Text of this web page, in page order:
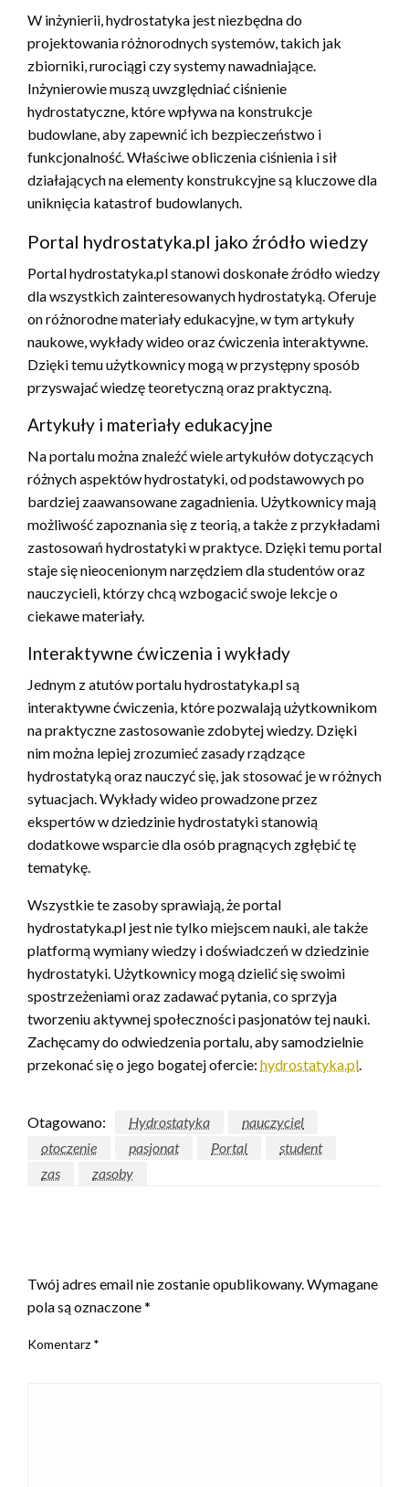
W inżynierii, hydrostatyka jest niezbędna do
projektowania różnorodnych systemów, takich jak
zbiorniki, rurociągi czy systemy nawadniające.
Inżynierowie muszą uwzględniać ciśnienie
hydrostatyczne, które wpływa na konstrukcje
budowlane, aby zapewnić ich bezpieczeństwo i
funkcjonalność. Właściwe obliczenia ciśnienia i sił
działających na elementy konstrukcyjne są kluczowe dla
uniknięcia katastrof budowlanych.
Portal hydrostatyka.pl jako źródło wiedzy
Portal hydrostatyka.pl stanowi doskonałe źródło wiedzy
dla wszystkich zainteresowanych hydrostatyką. Oferuje
on różnorodne materiały edukacyjne, w tym artykuły
naukowe, wykłady wideo oraz ćwiczenia interaktywne.
Dzięki temu użytkownicy mogą w przystępny sposób
przyswajać wiedzę teoretyczną oraz praktyczną.
Artykuły i materiały edukacyjne
Na portalu można znaleźć wiele artykułów dotyczących
różnych aspektów hydrostatyki, od podstawowych po
bardziej zaawansowane zagadnienia. Użytkownicy mają
możliwość zapoznania się z teorią, a także z przykładami
zastosowań hydrostatyki w praktyce. Dzięki temu portal
staje się nieocenionym narzędziem dla studentów oraz
nauczycieli, którzy chcą wzbogacić swoje lekcje o
ciekawe materiały.
Interaktywne ćwiczenia i wykłady
Jednym z atutów portalu hydrostatyka.pl są
interaktywne ćwiczenia, które pozwalają użytkownikom
na praktyczne zastosowanie zdobytej wiedzy. Dzięki
nim można lepiej zrozumieć zasady rządzące
hydrostatyką oraz nauczyć się, jak stosować je w różnych
sytuacjach. Wykłady wideo prowadzone przez
ekspertów w dziedzinie hydrostatyki stanowią
dodatkowe wsparcie dla osób pragnących zgłębić tę
tematykę.
Wszystkie te zasoby sprawiają, że portal
hydrostatyka.pl jest nie tylko miejscem nauki, ale także
platformą wymiany wiedzy i doświadczeń w dziedzinie
hydrostatyki. Użytkownicy mogą dzielić się swoimi
spostrzeżeniami oraz zadawać pytania, co sprzyja
tworzeniu aktywnej społeczności pasjonatów tej nauki.
Zachęcamy do odwiedzenia portalu, aby samodzielnie
przekonać się o jego bogatej ofercie: hydrostatyka.pl.
Otagowano: Hydrostatyka
nauczyciel
otoczenie
pasjonat Portal
student
zas
zasoby
Twój adres email nie zostanie opublikowany.Wymagane
pola są oznaczone*
Komentarz *